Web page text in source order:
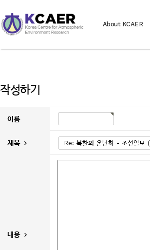
About KCAER
작성하기
이름
제목
내용